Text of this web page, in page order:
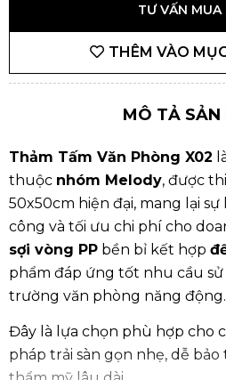
TƯ VẤN MUA
THÊM VÀO
MÔ TẢ SẢN
Thảm Tấm Văn Phòng X02
thuộc nhóm Melody, được
50x50cm hiện đại, mang lại
công và tối ưu chi phí cho
sợi vòng PP bền bỉ kết hợp
phẩm đáp ứng tốt nhu cầu
trường văn phòng năng động.
Đây là lựa chọn phù hợp cho
pháp trải sàn gọn nhẹ, dễ